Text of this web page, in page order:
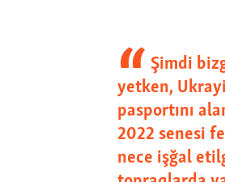
Şimdi
yetken,
pasportını
2022 senesi
nece işğal